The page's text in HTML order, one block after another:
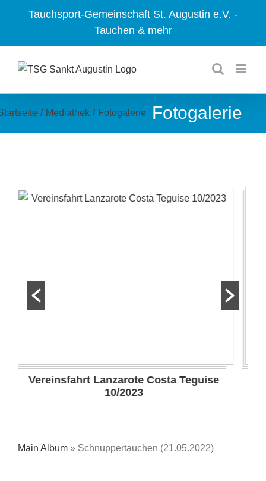
Tauchsport-Gemeinschaft St. Augustin e.V. -
Tauchen & mehr
Fotogalerie
/ Mediathek / Fotogalerie
Lanzarote Costa Teguise
50 -
Main Album» Schnuppertauchen (21.05.2022)